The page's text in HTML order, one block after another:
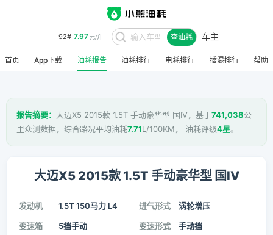
92# 7.97元/升 查油耗 车主
首页 App下载 油耗报告 油耗排行 电耗排行 插混排行 帮助
报告摘要： 大迈X5 2015款 1.5T 手动豪华型 国IV，基于741,038公
里众测数据，综合路况平均油耗7.71L/100KM， 油耗评级4星。
大迈X5 2015款 1.5T 手动豪华型 国IV
发动机 1.5T 150马力 L4 进气形式 涡轮增压
变速箱 5挡手动 变速形式 手动挡